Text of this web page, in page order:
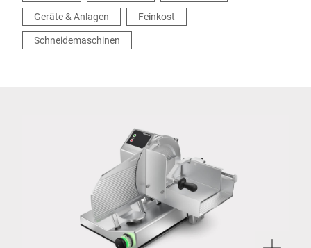
Geräte & Anlagen
Feinkost
Schneidemaschinen